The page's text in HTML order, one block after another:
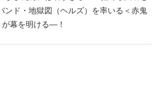
ンド・地獄図（ヘルズ）を率いる＜赤鬼
が幕を明ける―！